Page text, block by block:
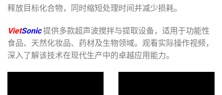
释放目标化合物，同时缩短处理时间并减少损耗。
VietSonic提供多款超声波搅拌与提取设备，适用于功能性
食品、天然化妆品、药材及生物领域。观看实际操作视频，
深入了解该技术在现代生产中的卓越应用能力。